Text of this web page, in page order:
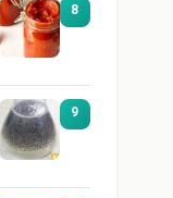
8
9